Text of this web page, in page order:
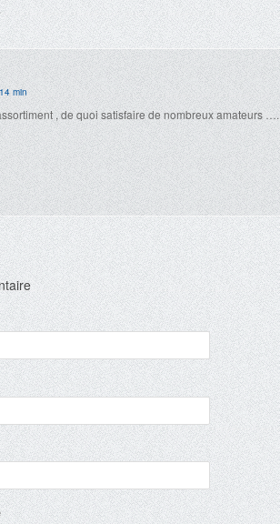
min
, de quoi satisfaire de nombreux amateurs ….